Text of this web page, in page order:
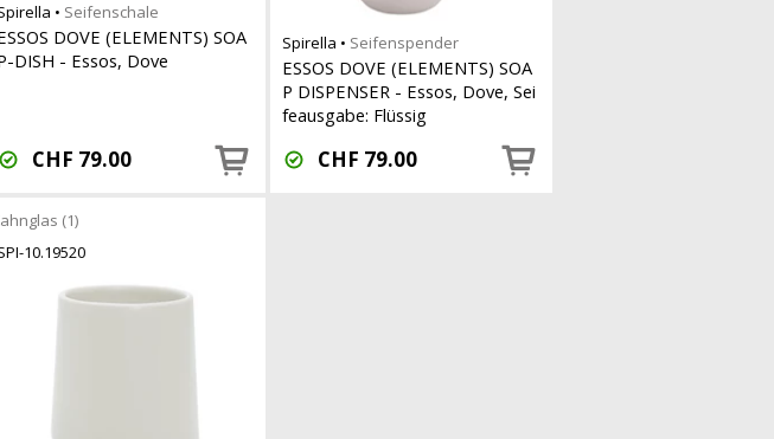
• Seifenschale
DOVE (ELEMENTS) SOA
DISH - Essos, Dove
CHF 79.00
Spirella • Seifenspender
ESSOS DOVE (ELEMENTS) SOA
P DISPENSER - Essos, Dove, Sei
feausgabe: Flüssig
CHF 79.00
(1)
10.19520